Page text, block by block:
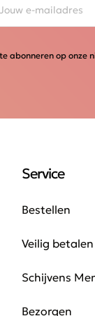
abonneren op onze
Service
Bestellen
Veilig betalen
Schijvens
Bezorgen